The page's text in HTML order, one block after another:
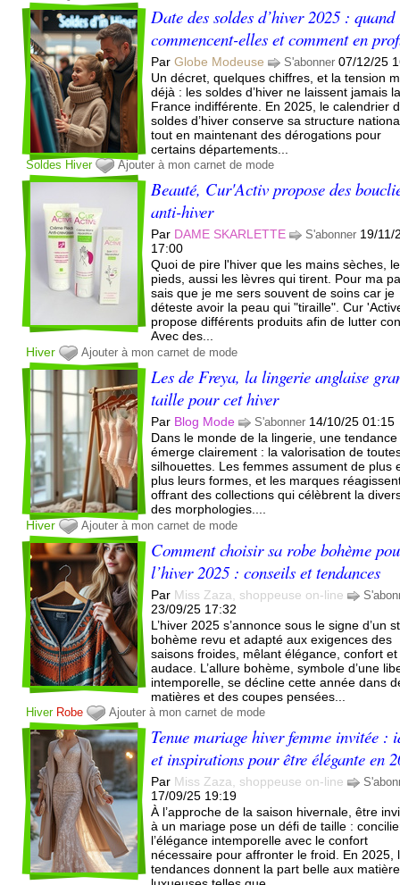
Date des soldes d’hiver 2025 : quand
commencent-elles et comment en
ParGlobe Modeuse S'abonner 07/12/25
Un décret, quelques chiffres, et la tension
déjà : les soldes d’hiver ne laissent jamais
France indifférente. En 2025, le calendrier
soldes d’hiver conserve sa structure
tout en maintenant des dérogations pour
certains départements...
Soldes Hiver Ajouter à mon carnet de mode
Beauté, Cur'Activ propose des
anti-hiver
Par DAME SKARLETTE S'abonner 19/11/
17:00
Quoi de pire l'hiver que les mains sèches,
pieds, aussi les lèvres qui tirent. Pour ma
sais que je me sers souvent de soins car je
déteste avoir la peau qui "tiraille". Cur
propose différents produits afin de lutter
Avec des...
Hiver
Ajouter à mon carnet de mode
Les de Freya, la lingerie anglaise
taille pour cet hiver
Par Blog Mode S'abonner 14/10/25 01:15
Dans le monde de la lingerie, une tendance
émerge clairement : la valorisation de
silhouettes. Les femmes assument de plus
plus leurs formes, et les marques
offrant des collections qui célèbrent la
des morphologies....
Hiver
Ajouter à mon carnet de mode
Comment choisir sa robe bohème
l’hiver 2025 : conseils et tendances
Par Miss Zaza, shoppeuse on-line
23/09/25 17:32
L’hiver 2025 s’annonce sous le signe d’un
bohème revu et adapté aux exigences des
saisons froides, mêlant élégance, confort et
audace. L’allure bohème, symbole d’une
intemporelle, se décline cette année dans
matières et des coupes pensées...
Hiver Robe Ajouter à mon carnet de mode
Tenue mariage hiver femme invitée :
et inspirations pour être élégante en
Par Miss Zaza, shoppeuse on-line
17/09/25 19:19
À l’approche de la saison hivernale, être
à un mariage pose un défi de taille :
l’élégance intemporelle avec le confort
nécessaire pour affronter le froid. En 2025,
tendances donnent la part belle aux